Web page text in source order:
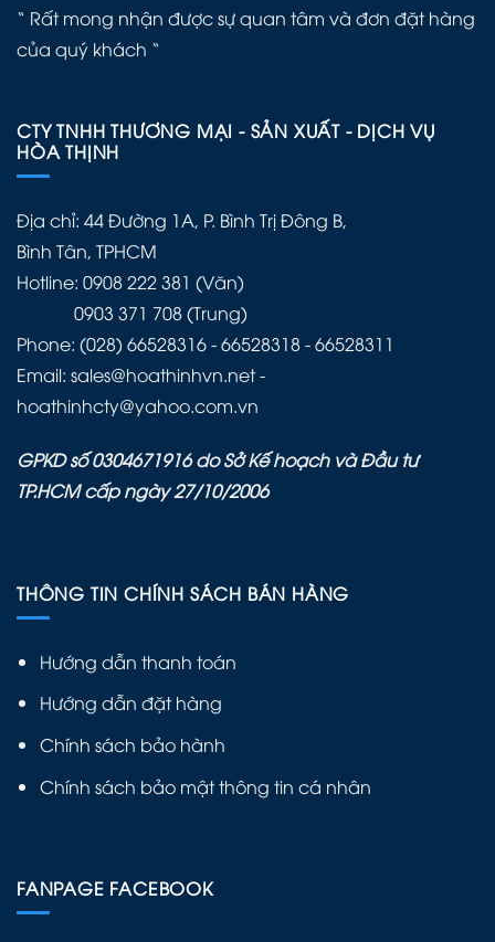
“ Rất mong nhận được sự quan tâm và đơn đặt hàng
của quý khách “
CTY TNHH THƯƠNG MẠI - SẢN XUẤT - DỊCH VỤ
HÒA THỊNH
Địa chỉ: 44 Đường 1A, P. Bình Trị Đông B,
Bình Tân, TPHCM
Hotline: 0908 222 381 (Văn)
0903 371 708 (Trung)
Phone: (028) 66528316 - 66528318 - 66528311
Email: sales@hoathinhvn.net -
hoathinhcty@yahoo.com.vn
GPKD số 0304671916 do Sở Kế hoạch và Đầu tư
TP.HCM cấp ngày 27/10/2006
THÔNG TIN CHÍNH SÁCH BÁN HÀNG
Hướng dẫn thanh toán
Hướng dẫn đặt hàng
Chính sách bảo hành
Chính sách bảo mật thông tin cá nhân
FANPAGE FACEBOOK